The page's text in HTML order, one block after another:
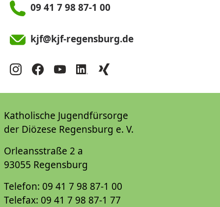
09 41 7 98 87-1 00
kjf@kjf-regensburg.de
Katholische Jugendfürsorge
der Diözese Regensburg e. V.
Orleansstraße 2 a
93055 Regensburg
Telefon: 09 41 7 98 87-1 00
Telefax: 09 41 7 98 87-1 77